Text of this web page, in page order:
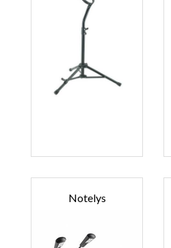
Notelys